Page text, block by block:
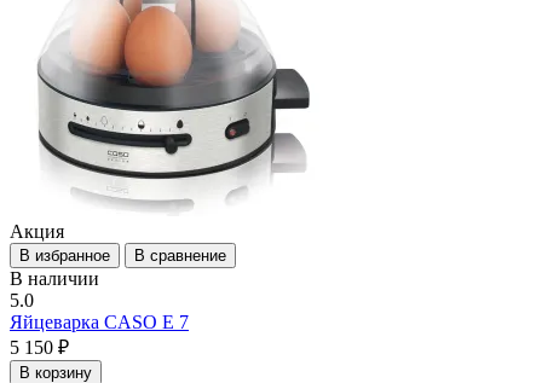
Акция
В избранное В сравнение
В наличии
5.0
Яйцеварка CASO E 7
5 150 ₽
В корзину